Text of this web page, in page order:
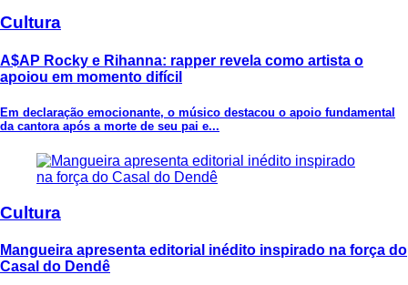
Cultura
A$AP Rocky e Rihanna: rapper revela como artista o
apoiou em momento difícil
Em declaração emocionante, o músico destacou o apoio fundamental
da cantora após a morte de seu pai e...
Cultura
Mangueira apresenta editorial inédito inspirado na força do
Casal do Dendê